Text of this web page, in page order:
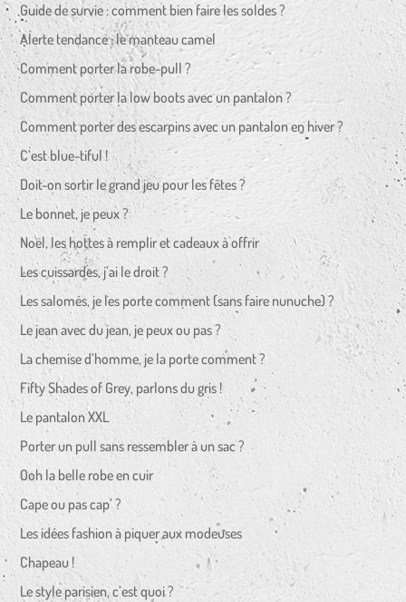
Guide de survie : comment bien faire les soldes ?
Alerte tendance : le manteau camel
Comment porter la robe-pull ?
Comment porter la low boots avec un pantalon ?
Comment porter des escarpins avec un pantalon en hiver ?
C’est blue-tiful !
Doit-on sortir le grand jeu pour les fêtes ?
Le bonnet, je peux ?
Noël, les hottes à remplir et cadeaux à offrir
Les cuissardes, j’ai le droit ?
Les salomés, je les porte comment (sans faire nunuche) ?
Le jean avec du jean, je peux ou pas ?
La chemise d’homme, je la porte comment ?
Fifty Shades of Grey, parlons du gris !
Le pantalon XXL
Porter un pull sans ressembler à un sac ?
Ooh la belle robe en cuir
Cape ou pas cap’ ?
Les idées fashion à piquer aux modeuses
Chapeau !
Le style parisien, c’est quoi ?